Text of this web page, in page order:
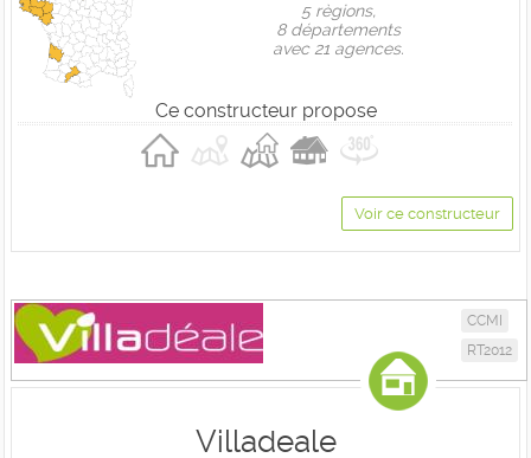
5 règions,
8 départements
avec 21 agences.
Ce constructeur propose
Voir ce constructeur
CCMI
RT2012
Villadeale